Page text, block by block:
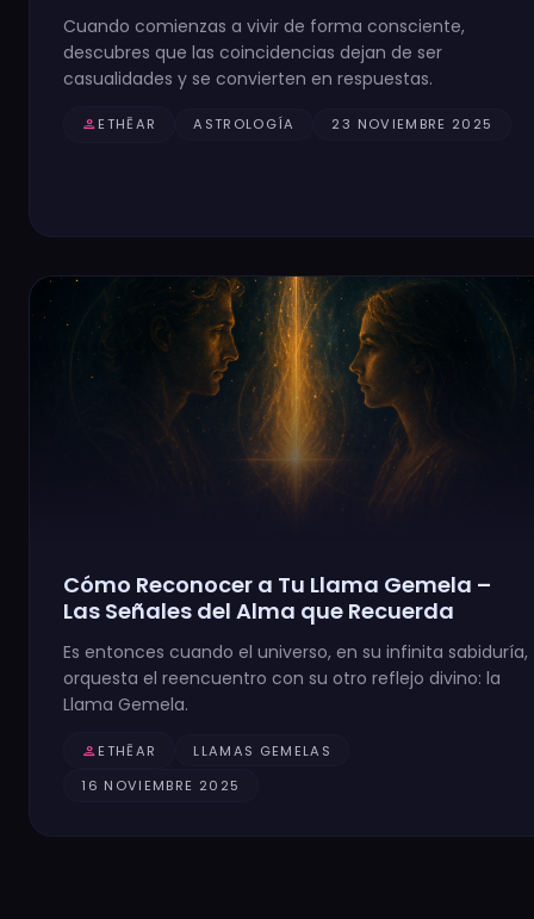
Cuando comienzas a vivir de forma consciente,
descubres que las coincidencias dejan de ser
casualidades y se convierten en respuestas.
personETHĒAR ASTROLOGÍA 23 NOVIEMBRE 2025
Cómo Reconocer a Tu Llama Gemela –
Las Señales del Alma que Recuerda
Es entonces cuando el universo, en su infinita sabiduría,
orquesta el reencuentro con su otro reflejo divino: la
Llama Gemela.
personETHĒAR
LLAMAS GEMELAS
16 NOVIEMBRE 2025